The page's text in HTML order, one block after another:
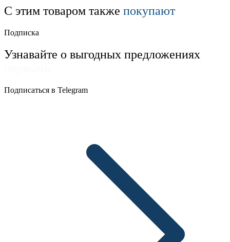
С этим товаром также покупают
Подписка
Узнавайте о выгодных предложениях
Подписаться в Telegram